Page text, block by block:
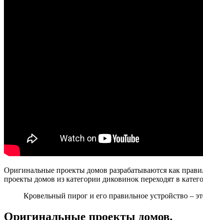
Оригинальные проекты домов разрабатываются как
проекты домов из категории диковинок переходят в
Кровельный пирог и его правильное устройство –
Оригинальные проекты домов.